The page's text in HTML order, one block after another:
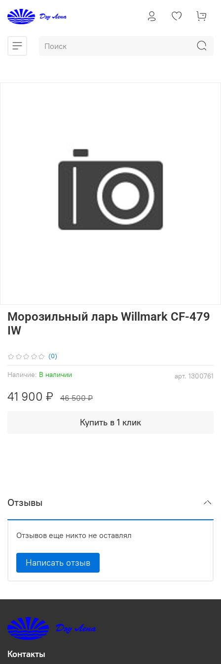
(0)
арт. 1300761
Наличие: В наличии
Морозильный ларь Willmark CF-479
IW
41 900 ₽ 46 500 ₽
Купить в 1 клик
Отзывы
Отзывов еще никто не оставлял
Написать отзыв
Контакты